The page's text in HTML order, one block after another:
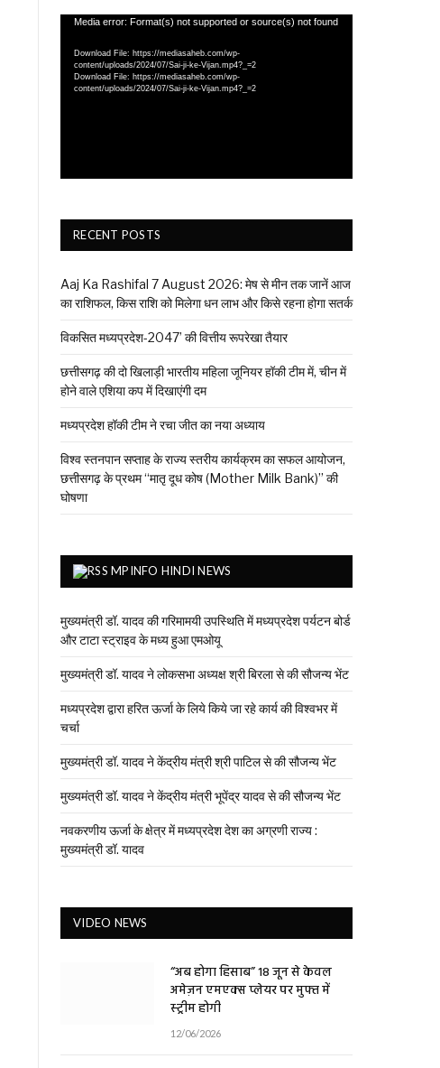
Video
Media error: Format(s) not supported or source(s) not found
Download File: https://mediasaheb.com/wp-
content/uploads/2024/07/Sai-ji-ke-Vijan.mp4?_=2
Download File: https://mediasaheb.com/wp-
content/uploads/2024/07/Sai-ji-ke-Vijan.mp4?_=2
RECENT POSTS
Aaj Ka Rashifal 7 August 2026: मेष से मीन तक जानें आज
का राशिफल, किस राशि को मिलेगा धन लाभ और किसे रहना होगा सतर्क
विकसित मध्यप्रदेश-2047’ की वित्तीय रूपरेखा तैयार
छत्तीसगढ़ की दो खिलाड़ी भारतीय महिला जूनियर हॉकी टीम में, चीन में
होने वाले एशिया कप में दिखाएंगी दम
मध्यप्रदेश हॉकी टीम ने रचा जीत का नया अध्याय
विश्व स्तनपान सप्ताह के राज्य स्तरीय कार्यक्रम का सफल आयोजन,
छत्तीसगढ़ के प्रथम “मातृ दूध कोष (Mother Milk Bank)” की
घोषणा
MPINFO HINDI NEWS
मुख्यमंत्री डॉ. यादव की गरिमामयी उपस्थिति में मध्यप्रदेश पर्यटन बोर्ड
और टाटा स्ट्राइव के मध्य हुआ एमओयू
मुख्यमंत्री डॉ. यादव ने लोकसभा अध्यक्ष श्री बिरला से की सौजन्य भेंट
मध्यप्रदेश द्वारा हरित ऊर्जा के लिये किये जा रहे कार्य की विश्वभर में
चर्चा
मुख्यमंत्री डॉ. यादव ने केंद्रीय मंत्री श्री पाटिल से की सौजन्य भेंट
मुख्यमंत्री डॉ. यादव ने केंद्रीय मंत्री भूपेंद्र यादव से की सौजन्य भेंट
नवकरणीय ऊर्जा के क्षेत्र में मध्यप्रदेश देश का अग्रणी राज्य :
मुख्यमंत्री डॉ. यादव
VIDEO NEWS
“अब होगा हिसाब” 18 जून से केवल
अमेज़न एमएक्स प्लेयर पर मुफ्त में
स्ट्रीम होगी
12/06/2026